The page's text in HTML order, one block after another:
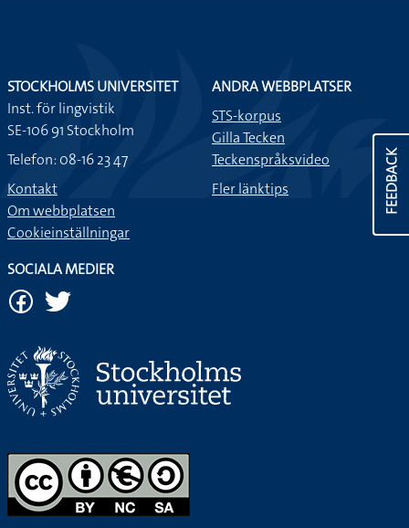
FEEDBACK
STOCKHOLMS UNIVERSITET
Inst. för lingvistik
SE-106 91 Stockholm
Telefon: 08-16 23 47
Kontakt
Om webbplatsen
Cookieinställningar
ANDRA WEBBPLATSER
STS-korpus
Gilla Tecken
Teckenspråksvideo
Fler länktips
SOCIALA MEDIER